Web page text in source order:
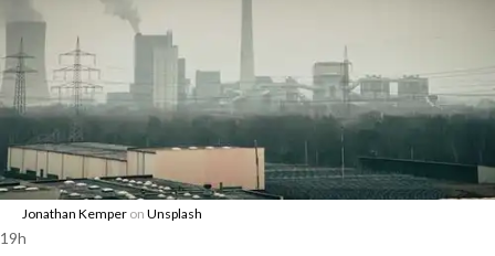
Jonathan Kemper on Unsplash
19h